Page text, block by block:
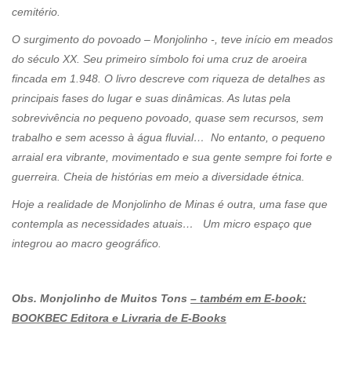
cemitério.
O surgimento do povoado – Monjolinho -, teve início em meados
do século XX. Seu primeiro símbolo foi uma cruz de aroeira
fincada em 1.948. O livro descreve com riqueza de detalhes as
principais fases do lugar e suas dinâmicas. As lutas pela
sobrevivência no pequeno povoado, quase sem recursos, sem
trabalho e sem acesso à água fluvial… No entanto, o pequeno
arraial era vibrante, movimentado e sua gente sempre foi forte e
guerreira. Cheia de histórias em meio a diversidade étnica.
Hoje a realidade de Monjolinho de Minas é outra, uma fase que
contempla as necessidades atuais… Um micro espaço que
integrou ao macro geográfico.
Obs. Monjolinho de Muitos Tons – também em E-book:
BOOKBEC Editora e Livraria de E-Books